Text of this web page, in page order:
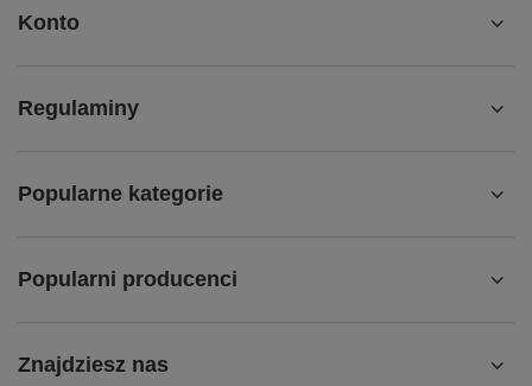
Konto
Regulaminy
Popularne kategorie
Popularni producenci
Znajdziesz nas